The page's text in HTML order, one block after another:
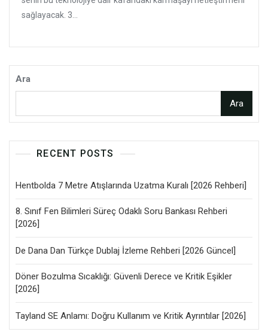
sağlayacak. 3...
Ara
Ara
RECENT POSTS
Hentbolda 7 Metre Atışlarında Uzatma Kuralı [2026 Rehberi]
8. Sınıf Fen Bilimleri Süreç Odaklı Soru Bankası Rehberi
[2026]
De Dana Dan Türkçe Dublaj İzleme Rehberi [2026 Güncel]
Döner Bozulma Sıcaklığı: Güvenli Derece ve Kritik Eşikler
[2026]
Tayland SE Anlamı: Doğru Kullanım ve Kritik Ayrıntılar [2026]